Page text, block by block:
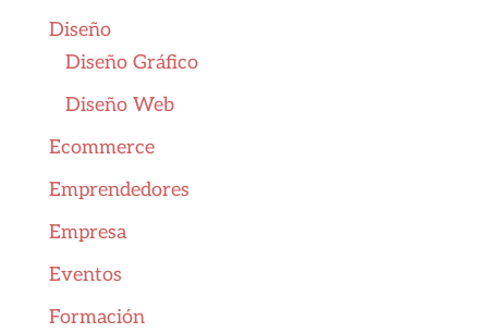
Diseño
Diseño Gráfico
Diseño Web
Ecommerce
Emprendedores
Empresa
Eventos
Formación